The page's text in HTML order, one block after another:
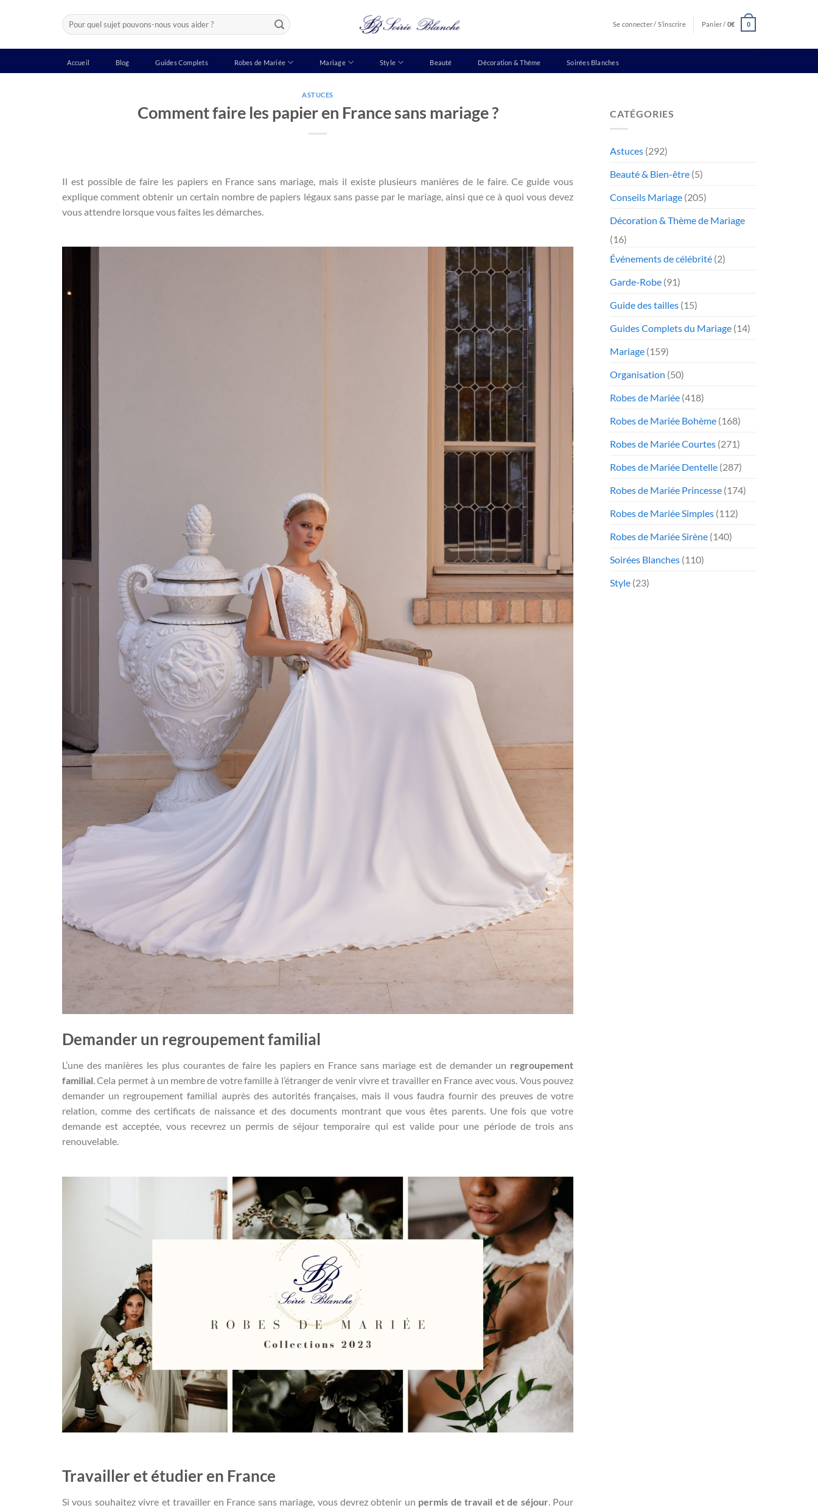
Recherche
pour :
Se connecter / S’inscrire Panier / 0€ 0
Accueil Blog Guides Complets Robes de Mariée Mariage Style Beauté Décoration & Thème Soirées Blanches
ASTUCES
Comment faire les papier en France sans mariage ?
Il est possible de faire les papiers en France sans mariage, mais il existe plusieurs manières de le faire. Ce guide vous
explique comment obtenir un certain nombre de papiers légaux sans passe par le mariage, ainsi que ce à quoi vous devez
vous attendre lorsque vous faites les démarches.
Demander un regroupement familial
L’une des manières les plus courantes de faire les papiers en France sans mariage est de demander un regroupement
familial. Cela permet à un membre de votre famille à l’étranger de venir vivre et travailler en France avec vous. Vous pouvez
demander un regroupement familial auprès des autorités françaises, mais il vous faudra fournir des preuves de votre
relation, comme des certificats de naissance et des documents montrant que vous êtes parents. Une fois que votre
demande est acceptée, vous recevrez un permis de séjour temporaire qui est valide pour une période de trois ans
renouvelable.
Travailler et étudier en France
Si vous souhaitez vivre et travailler en France sans mariage, vous devrez obtenir un permis de travail et de séjour . Pour
CATÉGORIES
Astuces (292)
Beauté & Bien-être (5)
Conseils Mariage (205)
Décoration & Thème de Mariage
(16)
Événements de célébrité (2)
Garde-Robe (91)
Guide des tailles (15)
Guides Complets du Mariage (14)
Mariage (159)
Organisation (50)
Robes de Mariée (418)
Robes de Mariée Bohème (168)
Robes de Mariée Courtes (271)
Robes de Mariée Dentelle (287)
Robes de Mariée Princesse (174)
Robes de Mariée Simples (112)
Robes de Mariée Sirène (140)
Soirées Blanches (110)
Style (23)